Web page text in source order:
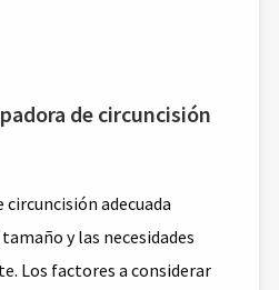
de circuncisión
adecuada
y las necesidades
Los factores a considerar